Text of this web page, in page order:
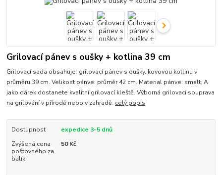
Grilovací pánev s oušky + kotlina 39 cm
Grilovací sada obsahuje: grilovací pánev s oušky, kovovou kotlinu v
průměru 39 cm. Velikost pánve: průměr 42 cm. Material pánve: smalt. A
jako dárek dostanete kvalitní grilovací kleště. Výborná grilovací souprava
na grilování v přírodě nebo v zahradě. celý popis
Dostupnost
expedice 3-5 dnů
Zvýšená cena
poštovného za
balík
50 Kč